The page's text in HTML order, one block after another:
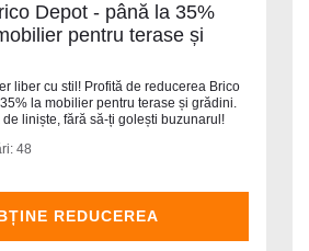
Depot - până la 35%
pentru terase și
liber cu stil! Profită de reducerea Brico
la mobilier pentru terase și grădini.
liniște, fără să-ți golești buzunarul!
48
REDUCEREA